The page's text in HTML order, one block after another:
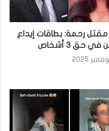
رحمة: بطاقات إيداع
حق 3 أشخاص